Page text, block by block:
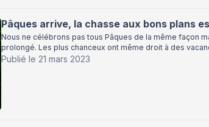
Pâques arrive, la chasse aux bons plans
Nous ne célébrons pas tous Pâques de la même façon
prolongé. Les plus chanceux ont même droit à des
Publié le 21 mars 2023